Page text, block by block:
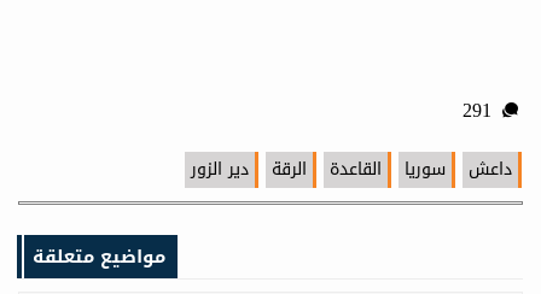
داعش سوريا القاعدة الرقة دير الزور
مواضيع متعلقة